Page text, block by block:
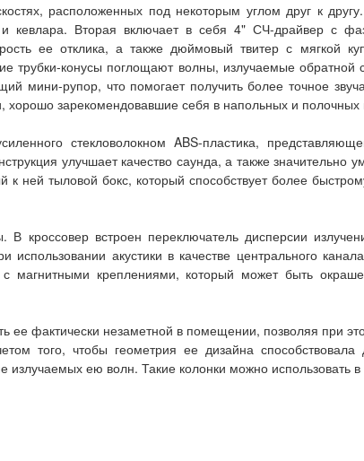
расположенных под некоторым углом друг к
Вторая включает в себя 4" СЧ-драйвер с
ее отклика, а также дюймовый твитер с мягкой
трубки-конусы поглощают волны, излучаемые
рупор, что помогает получить более точное
зарекомендовавшие себя в напольных и полочных
стекловолокном ABS-пластика,
улучшает качество саунда, а также
ней тыловой бокс, который способствует более
В кроссовер встроен переключатель дисперсии
акустики в качестве центрального
креплениями, который может быть
фактически незаметной в помещении, позволяя при
того, чтобы геометрия ее дизайна
ею волн. Такие колонки можно использовать